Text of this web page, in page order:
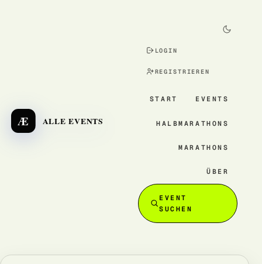
Æ ALLE EVENTS
LOGIN
REGISTRIEREN
START EVENTS
HALBMARATHONS
MARATHONS
ÜBER
EVENT
SUCHEN